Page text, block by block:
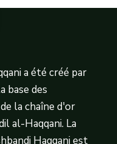
a été créé par
base des
la chaîne d'or
al-Haqqani. La
Haqqani est